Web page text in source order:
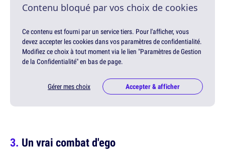
Contenu bloqué par vos choix de cookies
Ce contenu est fourni par un service tiers. Pour l'afficher, vous
devez accepter les cookies dans vos paramètres de confidentialité.
Modifiez ce choix à tout moment via le lien "Paramètres de Gestion
de la Confidentialité" en bas de page.
Gérer mes choix Accepter & afficher
Un vrai combat d'ego